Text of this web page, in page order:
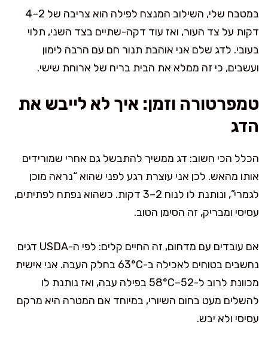
במטבח שלי, השילוב המנצח לפילה הוא צריבה של 2–4
דקות על צד העור, ואז עוד דקה-שתיים בצד השני, תלוי
בעובי. לדג שלם אני אוהבת תנור חם עם הרבה לימון
ועשבים, כי זה ממלא את הבית בריח של ארוחת שישי.
טמפרטורה וזמן: איך לא לייבש את
הדג
הכלל הכי חשוב: דג ממשיך להתבשל גם אחרי שמורידים
אותו מהאש. לכן אני עוצרת רגע לפני שהוא “נראה מוכן
לגמרי”, ונותנת לו לנוח 2–3 דקות. כשהוא נפתח לפתיתים,
עסיסי ומבריק, זה הסימן הטוב.
אם עובדים עם מדחום, זה החיים קלים: לפי ה-USDA דגים
נחשבים בטוחים לאכילה ב-63°C בחלק העבה. אני אישית
מכוונת לרוב ל-52–58°C בפילה עבה, ואז נותנת לו
להשלים מעט בחום השיורי, במיוחד אם המטרה היא מרקם
עסיסי ולא יבש.